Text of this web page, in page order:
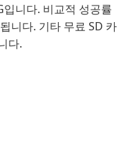
니다. 비교적 성공률
니다. 기타 무료 SD 카
다.